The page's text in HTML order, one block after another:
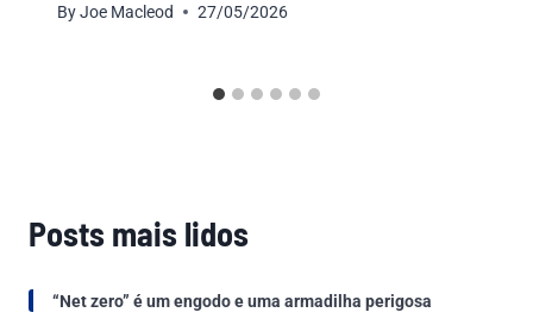
ByJoe Macleod 27/05/2026
Posts mais lidos
“Net zero” é um engodo e uma armadilha perigosa